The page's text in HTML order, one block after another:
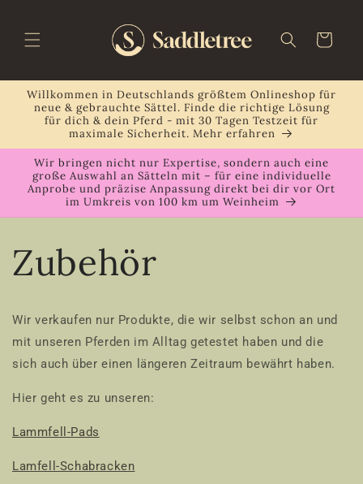
Inhalt
Warenkorb
Willkommen in Deutschlands größtem Onlineshop für
neue & gebrauchte Sättel. Finde die richtige Lösung
für dich & dein Pferd - mit 30 Tagen Testzeit für
maximale Sicherheit. Mehr erfahren
Wir bringen nicht nur Expertise, sondern auch eine
große Auswahl an Sätteln mit – für eine individuelle
Anprobe und präzise Anpassung direkt bei dir vor Ort
im Umkreis von 100 km um Weinheim
Zubehör
Wir verkaufen nur Produkte, die wir selbst schon an und
mit unseren Pferden im Alltag getestet haben und die
sich auch über einen längeren Zeitraum bewährt haben.
Hier geht es zu unseren:
Lammfell-Pads
Lamfell-Schabracken